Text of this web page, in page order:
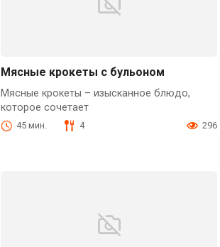
Мясные крокеты с бульоном
Мясные крокеты – изысканное блюдо,
которое сочетает
45 мин. 4 296